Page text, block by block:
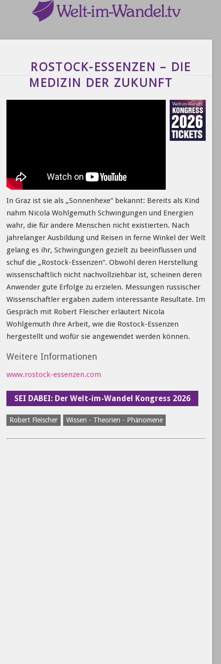
ROSTOCK-ESSENZEN – DIE
MEDIZIN DER ZUKUNFT
In Graz ist sie als „Sonnenhexe“ bekannt: Bereits als Kind
nahm Nicola Wohlgemuth Schwingungen und Energien
wahr, die für andere Menschen nicht existierten. Nach
jahrelanger Ausbildung und Reisen in ferne Winkel der Welt
gelang es ihr, Schwingungen gezielt zu beeinflussen und
schuf die „Rostock-Essenzen“. Obwohl deren Herstellung
wissenschaftlich nicht nachvollziehbar ist, scheinen deren
Anwender gute Erfolge zu erzielen. Messungen russischer
Wissenschaftler ergaben zudem interessante Resultate. Im
Gespräch mit Robert Fleischer erläutert Nicola
Wohlgemuth ihre Arbeit, wie die Rostock-Essenzen
hergestellt und wofür sie angewendet werden können.
Weitere Informationen
www.rostock-essenzen.com
SEI DABEI: Der Welt-im-Wandel Kongress 2026
Robert Fleischer Wissen - Theorien - Phänomene